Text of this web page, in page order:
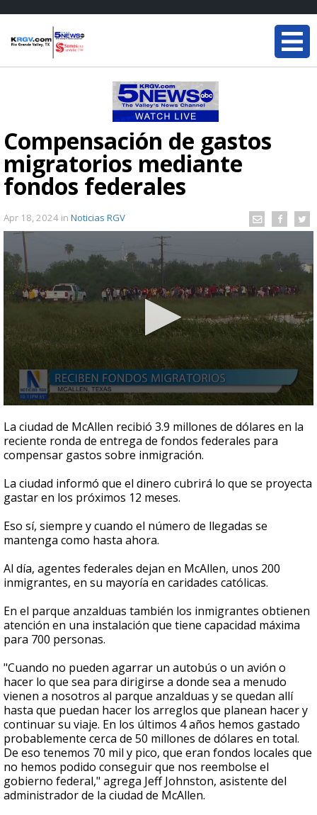
Compensación de gastos
migratorios mediante
fondos federales
Apr 18, 2024 in Noticias RGV
seconds
of
1
minute,
seconds
La ciudad de McAllen recibió 3.9 millones de dólares en la
reciente ronda de entrega de fondos federales para
compensar gastos sobre inmigración.
La ciudad informó que el dinero cubrirá lo que se proyecta
gastar en los próximos 12 meses.
Eso sí, siempre y cuando el número de llegadas se
mantenga como hasta ahora.
Al día, agentes federales dejan en McAllen, unos 200
inmigrantes, en su mayoría en caridades católicas.
En el parque anzalduas también los inmigrantes obtienen
atención en una instalación que tiene capacidad máxima
para 700 personas.
"Cuando no pueden agarrar un autobús o un avión o
hacer lo que sea para dirigirse a donde sea a menudo
vienen a nosotros al parque anzalduas y se quedan allí
hasta que puedan hacer los arreglos que planean hacer y
continuar su viaje. En los últimos 4 años hemos gastado
probablemente cerca de 50 millones de dólares en total.
De eso tenemos 70 mil y pico, que eran fondos locales que
no hemos podido conseguir que nos reembolse el
gobierno federal," agrega Jeff Johnston, asistente del
administrador de la ciudad de McAllen.